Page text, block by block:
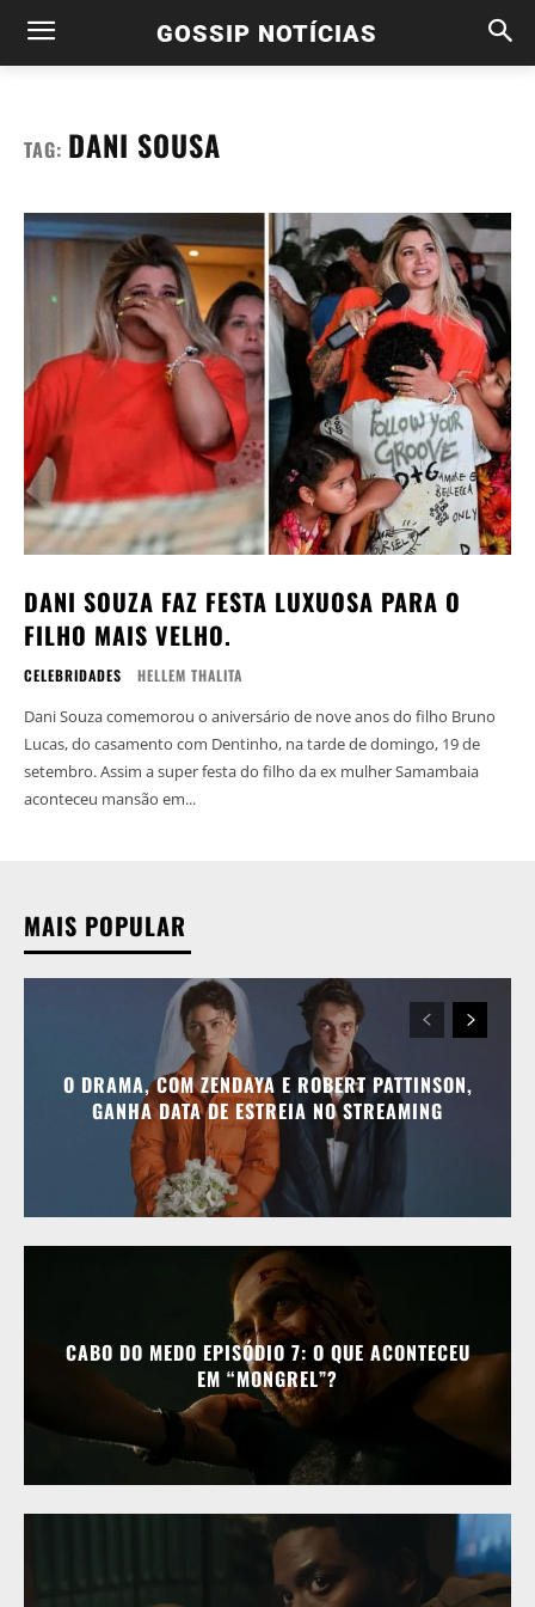
GOSSIP NOTÍCIAS
TAG: DANI SOUSA
DANI SOUZA FAZ FESTA LUXUOSA PARA O
FILHO MAIS VELHO.
CELEBRIDADES HELLEM THALITA
Dani Souza comemorou o aniversário de nove anos do filho Bruno
Lucas, do casamento com Dentinho, na tarde de domingo, 19 de
setembro. Assim a super festa do filho da ex mulher Samambaia
aconteceu mansão em...
MAIS POPULAR
O DRAMA, COM ZENDAYA E ROBERT PATTINSON,
GANHA DATA DE ESTREIA NO STREAMING
CABO DO MEDO EPISÓDIO 7: O QUE ACONTECEU
EM “MONGREL”?